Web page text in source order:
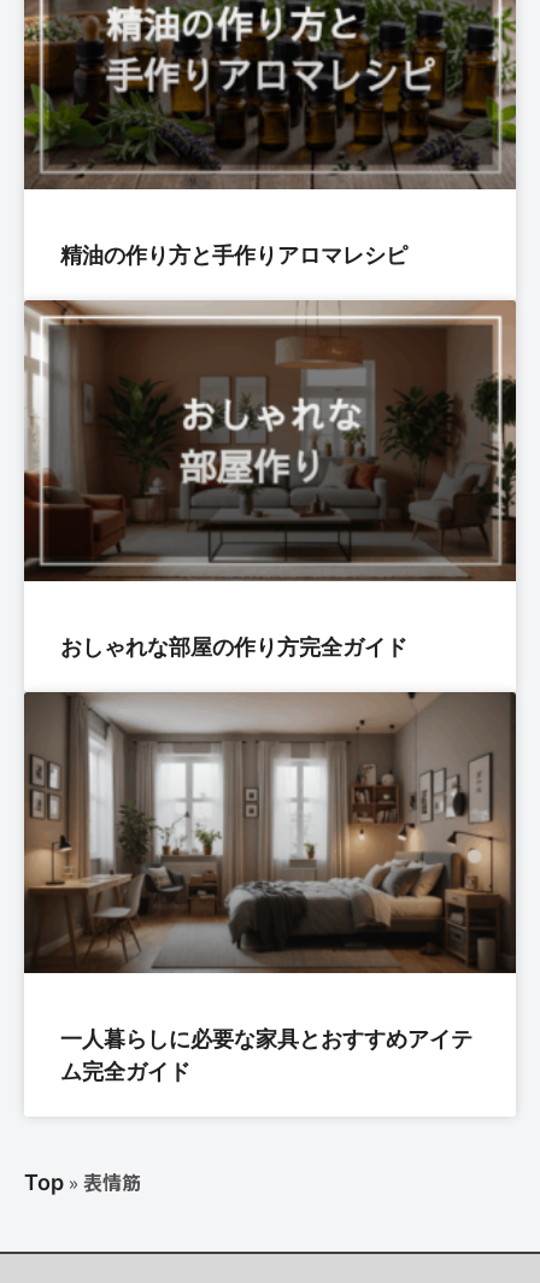
精油の作り方と手作りアロマレシピ
おしゃれな部屋の作り方完全ガイド
一人暮らしに必要な家具とおすすめアイテ
ム完全ガイド
Top » 表情筋